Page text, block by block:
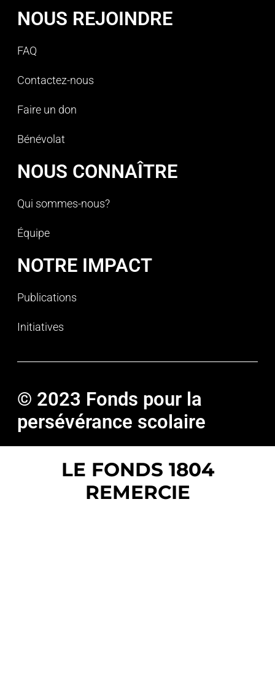
NOUS REJOINDRE
FAQ
Contactez-nous
Faire un don
Bénévolat
NOUS CONNAÎTRE
Qui sommes-nous?
Équipe
NOTRE IMPACT
Publications
Initiatives
© 2023 Fonds pour la
persévérance scolaire
LE FONDS 1804
REMERCIE